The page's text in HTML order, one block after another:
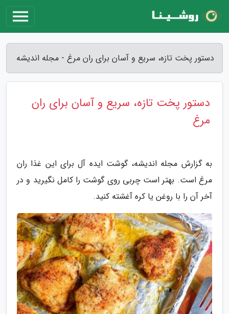
دستور پخت تازه، سریع و آسان برای ران مرغ - مجله اندیشه
دستور پخت تازه، سریع و آسان برای ران
مرغ
به گزارش مجله اندیشه، گوشت ایده آل برای این غذا ران
مرغ است. بهتر است چربی روی گوشت را کامل نگیرید و در
آخر آن را با روغن یا کره آغشته کنید.